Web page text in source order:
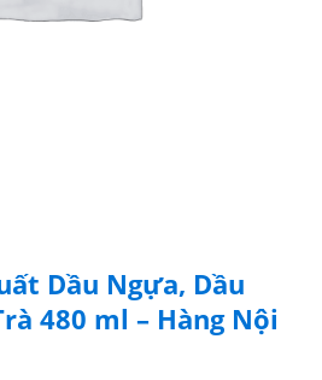
Dầu Ngựa, Dầu
480 ml – Hàng Nội